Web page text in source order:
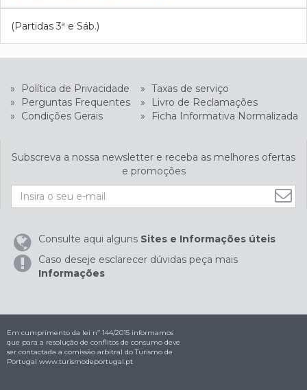
(Partidas 3ª e Sáb.)
» Política de Privacidade » Taxas de serviço
»
Perguntas Frequentes »
Livro de Reclamações
»
Condições Gerais » Ficha Informativa Normalizada
Subscreva a nossa newsletter e receba as melhores ofertas
e promoções
Consulte aqui alguns Sites e Informações úteis
Caso deseje esclarecer dúvidas peça mais
Informações
Em cumprimento da lei nº 144/2015 informamos
que para a resolução de conflitos de consumo deve
ser contactada a comissão arbitral do Turismo de
Portugal www.turismodeportugal.pt